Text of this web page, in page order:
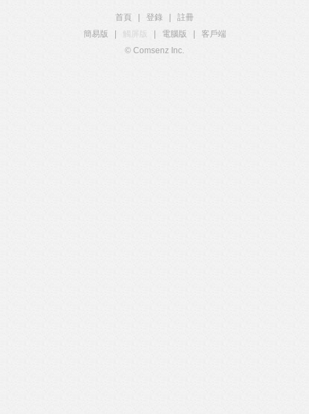
首頁 登錄
註冊
簡易版
觸屏版 電腦版
客戶端
© Comsenz Inc.